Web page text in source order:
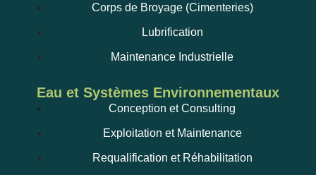
Corps de Broyage (Cimenteries)
Lubrification
Maintenance Industrielle
Eau et Systèmes Environnementaux
Conception et Consulting
Exploitation et Maintenance
Requalification et Réhabilitation